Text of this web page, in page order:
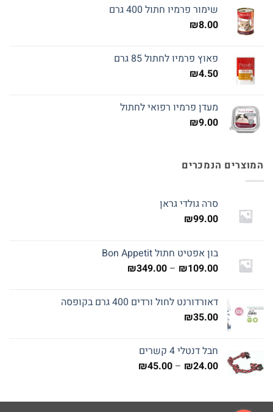
שימור פרמיו חתול 400 גרם
₪8.00
פאוץ פרמיו לחתול 85 גרם
₪4.50
מעדן פרמיו רפואי לחתול
₪9.00
המוצרים הנמכרים
סרה גולדי גראן
₪99.00
בון אפטיט חתול Bon Appetit
₪109.00
–
₪349.00
עד דאורדורנט לחול ורדים 400 גרם בקופסה
₪35.00
חבל דנטלי 4 קשרים
₪24.00
–
₪45.00
עד